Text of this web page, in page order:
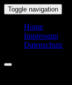
Skip
to
content
Toggle navigation
Home
Impressum
Datenschutz